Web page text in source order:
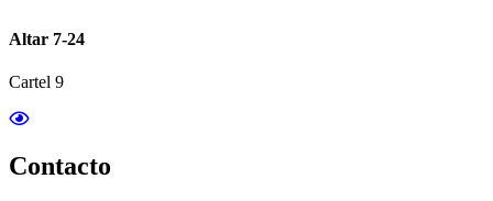
Altar 7-24
Cartel 9
Contacto